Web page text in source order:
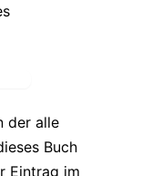
der alle
Buch
Eintrag im